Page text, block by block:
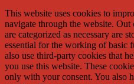
This website uses cookies to
navigate through the website. Out
are categorized as necessary are
essential for the working of basic
also use third-party cookies that
you use this website. These
only with your consent. You also